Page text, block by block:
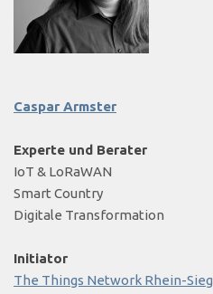
Caspar Armster
Experte und Berater
IoT & LoRaWAN
Smart Country
Digitale Transformation
Initiator
The Things Network Rhein-Sieg